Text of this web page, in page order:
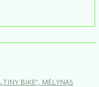
BIKE“, MĖLYNAS